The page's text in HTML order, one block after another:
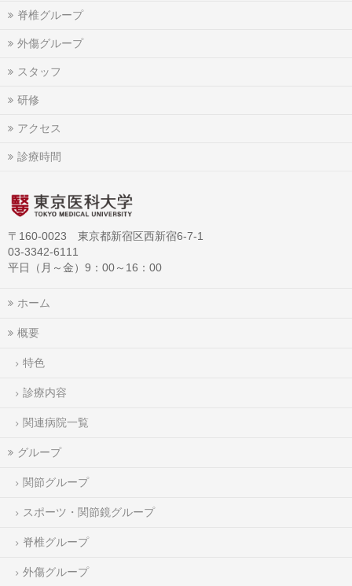
脊椎グループ
外傷グループ
スタッフ
研修
アクセス
診療時間
〒160-0023 東京都新宿区西新宿6-7-1
03-3342-6111
平日（月～金）9：00～16：00
ホーム
概要
特色
診療内容
関連病院一覧
グループ
関節グループ
スポーツ・関節鏡グループ
脊椎グループ
外傷グループ